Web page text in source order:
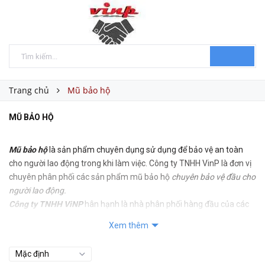
Trang chủ Mũ bảo hộ
MŨ BẢO HỘ
Mũ bảo hộlà sản phẩm chuyên dụng sử dụng để bảo vệ an toàn
cho người lao động trong khi làm việc. Công ty TNHH VinP là đơn vị
chuyên phân phối các sản phẩm mũ bảo hộ chuyên bảo vệ đầu cho
người lao động.
Công ty TNHH ViNP hân hạnh là nhà phân phối hàng đầu của các
Là những sản phẩm được sản xuất bởi chất liệu cao cấp.
Xem thêm